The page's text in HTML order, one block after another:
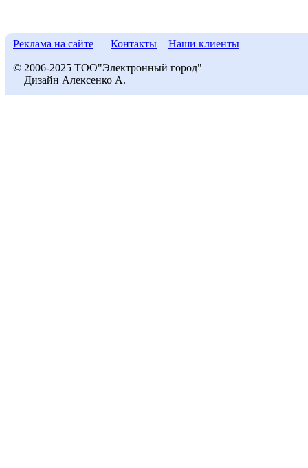
Реклама на сайте Контакты Наши клиенты
© 2006-2025 ТОО"Электронный город"
Дизайн Алексенко А.